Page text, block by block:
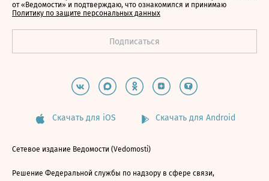
от «Ведомости» и подтверждаю, что ознакомился и принимаю
Политику по защите персональных данных
Скачать для iOS Скачать для Android
Сетевое издание Ведомости (Vedomosti)
Решение Федеральной службы по надзору в сфере связи,